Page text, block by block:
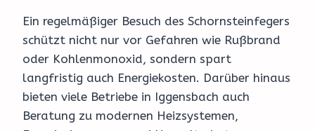
Ein regelmäßiger Besuch des Schornsteinfegers
schützt nicht nur vor Gefahren wie Rußbrand
oder Kohlenmonoxid, sondern spart
langfristig auch Energiekosten. Darüber hinaus
bieten viele Betriebe in Iggensbach auch
Beratung zu modernen Heizsystemen,